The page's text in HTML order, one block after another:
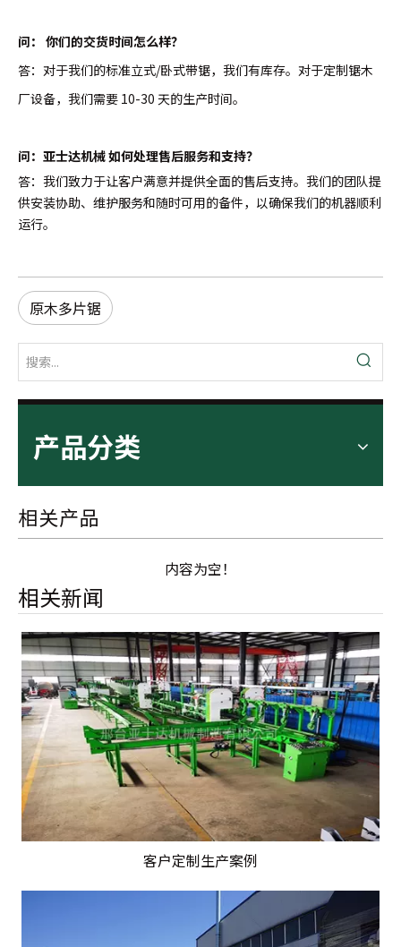
问： 你们的交货时间怎么样？
答：对于我们的标准立式/卧式带锯，我们有库存。对于定制锯木
厂设备，我们需要 10-30 天的生产时间。
问：亚士达机械 如何处理售后服务和支持？
答：我们致力于让客户满意并提供全面的售后支持。我们的团队提
供安装协助、维护服务和随时可用的备件，以确保我们的机器顺利
运行。
原木多片锯
产品分类
相关产品
内容为空！
相关新闻
客户定制生产案例